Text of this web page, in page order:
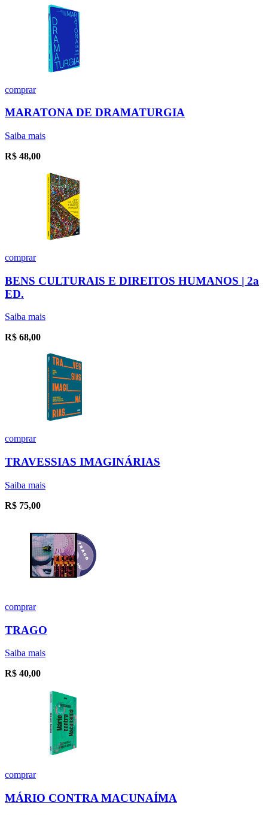
comprar
MARATONA DE DRAMATURGIA
Saiba mais
R$ 48,00
comprar
BENS CULTURAIS E DIREITOS HUMANOS | 2a
ED.
Saiba mais
R$ 68,00
comprar
TRAVESSIAS IMAGINÁRIAS
Saiba mais
R$ 75,00
comprar
TRAGO
Saiba mais
R$ 40,00
comprar
MÁRIO CONTRA MACUNAÍMA